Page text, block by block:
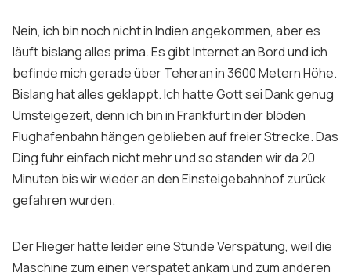
London Barrierefrei
Kontakt
Sign up
Nein, ich bin noch nicht in Indien angekommen, aber es
läuft bislang alles prima. Es gibt Internet an Bord und ich
befinde mich gerade über Teheran in 3600 Metern Höhe.
Bislang hat alles geklappt. Ich hatte Gott sei Dank genug
Umsteigezeit, denn ich bin in Frankfurt in der blöden
Flughafenbahn hängen geblieben auf freier Strecke. Das
Ding fuhr einfach nicht mehr und so standen wir da 20
Minuten bis wir wieder an den Einsteigebahnhof zurück
gefahren wurden.
Der Flieger hatte leider eine Stunde Verspätung, weil die
Maschine zum einen verspätet ankam und zum anderen